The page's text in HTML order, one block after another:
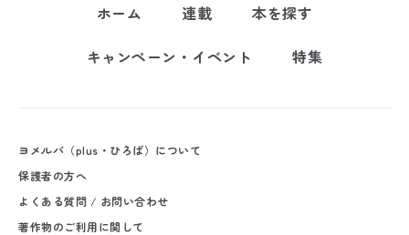
ホーム 連載
本を探す
キャンペーン・イベント
特集
ヨメルバ（plus・ひろば）について
保護者の方へ
よくある質問 / お問い合わせ
著作物のご利用に関して